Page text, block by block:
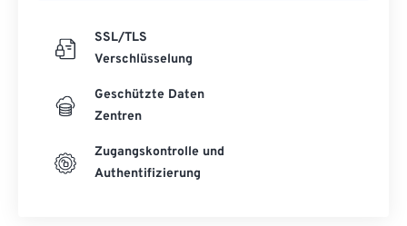
SSL/TLS
Verschlüsselung
Geschützte Daten
Zentren
Zugangskontrolle und
Authentifizierung